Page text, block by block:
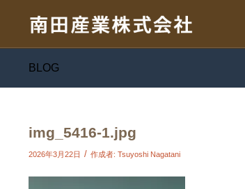
BLOG
img_5416-1.jpg
2026年3月22日 / 作成者: Tsuyoshi Nagatani